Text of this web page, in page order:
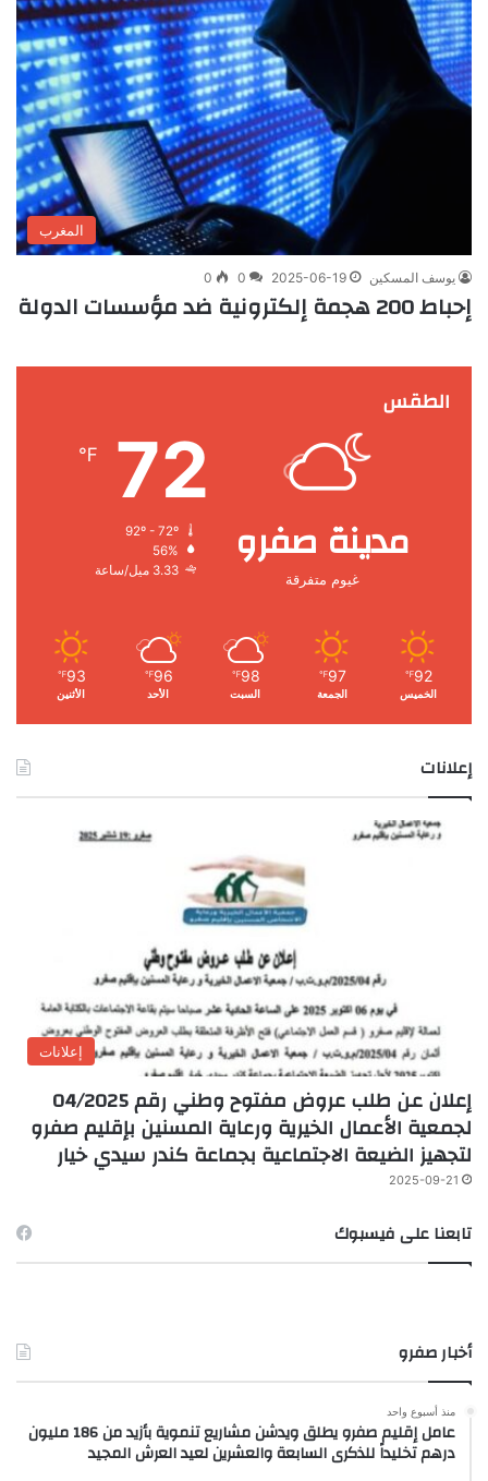
المغرب
يوسف المسكين 2025-06-19
0
0
إحباط 200 هجمة إلكترونية ضد مؤسسات الدولة
الطقس
مدينة صفرو
غيوم متفرقة
72
℉
56%
3.33 ميل/ساعة
92
℉
الخميس
97
℉
الجمعة
98
℉
السبت
96
℉
الأحد
93
℉
الأثنين
إعلانات
إعلانات
إعلان عن طلب عروض مفتوح وطني رقم 04/2025
لجمعية الأعمال الخيرية ورعاية المسنين بإقليم صفرو
لتجهيز الضيعة الاجتماعية بجماعة كندر سيدي خيار
2025-09-21
تابعنا على فيسبوك
أخبار صفرو
منذ أسبوع واحد
عامل إقليم صفرو يطلق ويدشن مشاريع تنموية بأزيد من 186 مليون
درهم تخليداً للذكرى السابعة والعشرين لعيد العرش المجيد